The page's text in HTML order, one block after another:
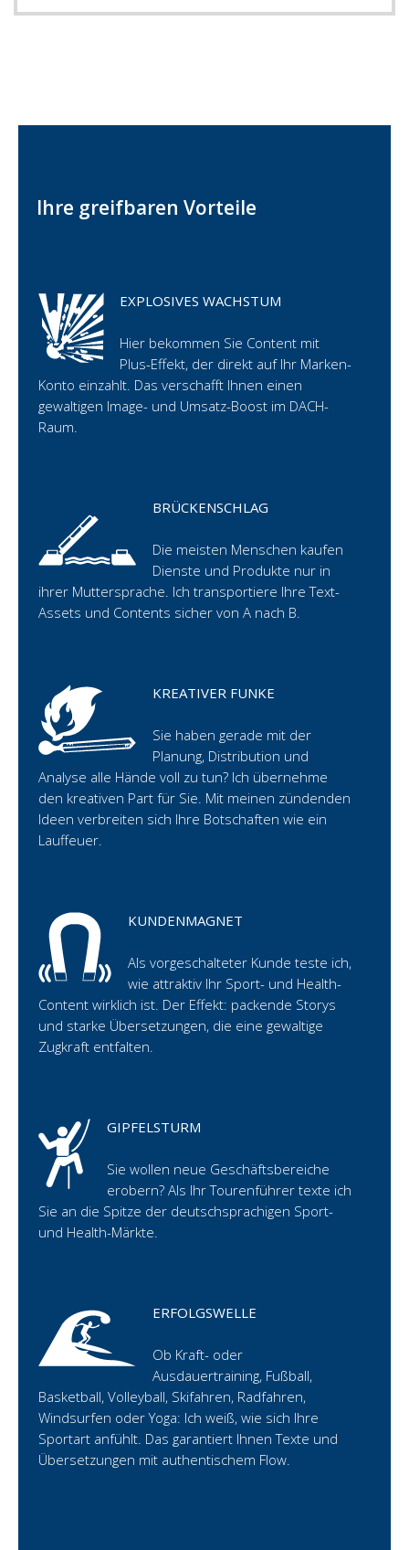
Ihre greifbaren Vorteile
EXPLOSIVES WACHSTUM
Hier bekommen Sie Content mit
Plus-Effekt, der direkt auf Ihr Marken-
Konto einzahlt. Das verschafft Ihnen einen
gewaltigen Image- und Umsatz-Boost im DACH-
Raum.
BRÜCKENSCHLAG
Die meisten Menschen kaufen
Dienste und Produkte nur in
ihrer Muttersprache. Ich transportiere Ihre Text-
Assets und Contents sicher von A nach B.
KREATIVER FUNKE
Sie haben gerade mit der
Planung, Distribution und
Analyse alle Hände voll zu tun? Ich übernehme
den kreativen Part für Sie. Mit meinen zündenden
Ideen verbreiten sich Ihre Botschaften wie ein
Lauffeuer.
KUNDENMAGNET
Als vorgeschalteter Kunde teste ich,
wie attraktiv Ihr Sport- und Health-
Content wirklich ist. Der Effekt: packende Storys
und starke Übersetzungen, die eine gewaltige
Zugkraft entfalten.
GIPFELSTURM
Sie wollen neue Geschäftsbereiche
erobern? Als Ihr Tourenführer texte ich
Sie an die Spitze der deutschsprachigen Sport-
und Health-Märkte.
ERFOLGSWELLE
Ob Kraft- oder
Ausdauertraining, Fußball,
Basketball, Volleyball, Skifahren, Radfahren,
Windsurfen oder Yoga: Ich weiß, wie sich Ihre
Sportart anfühlt. Das garantiert Ihnen Texte und
Übersetzungen mit authentischem Flow.